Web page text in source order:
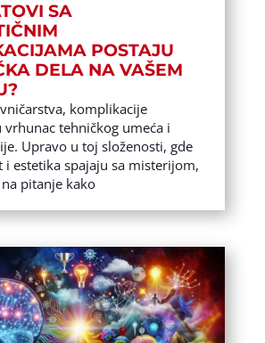
SA
POSTAJU
DELA NA VAŠEM
komplikacije
vrhunac tehničkog umeća i
Upravo u toj složenosti, gde
i estetika spajaju sa misterijom,
pitanje kako